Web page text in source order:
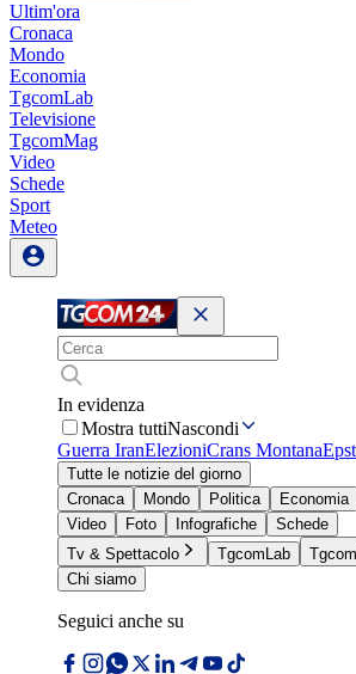
Ultim'ora
Cronaca
Mondo
Economia
TgcomLab
Televisione
TgcomMag
Video
Schede
Sport
Meteo
In evidenza
Mostra tuttiNascondi
Guerra IranElezioniCrans Montana
Tutte le notizie del giorno
Cronaca
Mondo Politica Economia
Video
Foto Infografiche
Schede
Tv & Spettacolo
TgcomLab
Chi siamo
Seguici anche su